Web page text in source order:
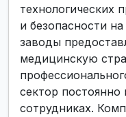
технологических
и безопасности
заводы
медицинскую
сектор
сотрудниках.